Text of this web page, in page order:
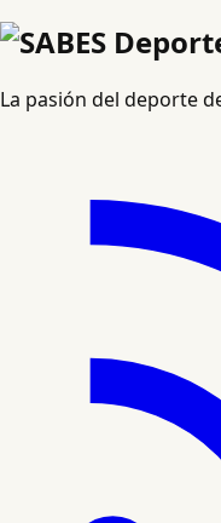
La pasión del deporte